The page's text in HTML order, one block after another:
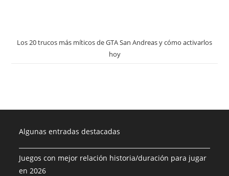
Los 20 trucos más míticos de GTA San Andreas y cómo activarlos
hoy
Algunas entradas destacadas
Juegos con mejor relación historia/duración para jugar
en 2026